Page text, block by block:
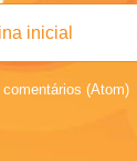
inicial
comentários (Atom)